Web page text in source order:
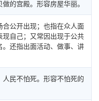
的宫殿。形容房屋华丽。
合公开出现；也指在众人面
现自己；又常因出现于公共
。还指出面活动、做事、讲
人民不怕死。形容不怕死的